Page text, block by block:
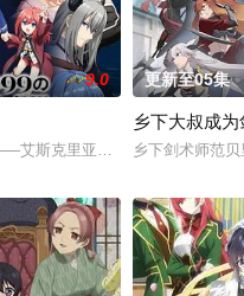
少女的故事。本剧集围绕着平凡
9.0
艾斯克里亚。在这个世界里，人
更新至05集
乡下大叔成
乡下剑术师范